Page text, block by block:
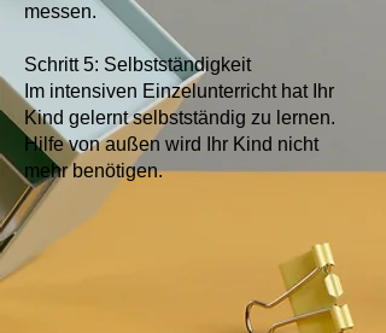
messen.
Schritt 5: Selbstständigkeit
Im intensiven Einzelunterricht hat Ihr
Kind gelernt selbstständig zu lernen.
Hilfe von außen wird Ihr Kind nicht
mehr benötigen.